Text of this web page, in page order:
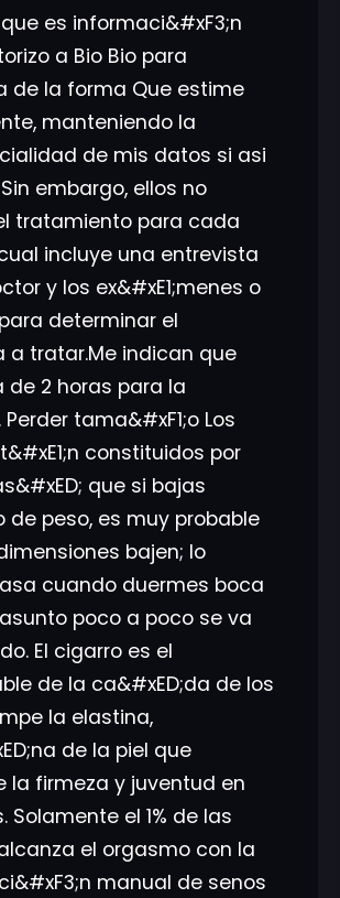
es informaci&#xF3;n
a Bio Bio para
de la forma Que estime
manteniendo la
de mis datos si asi
embargo, ellos no
tratamiento para cada
incluye una entrevista
y los ex&#xE1;menes o
determinar el
a tratar.Me indican que
de 2 horas para la
tama&#xF1;o Los
constituidos por
que si bajas
de peso, es muy probable
bajen; lo
cuando duermes boca
poco a poco se va
El cigarro es el
de la ca&#xED;da de los
la elastina,
de la piel que
la firmeza y juventud en
Solamente el 1% de las
el orgasmo con la
manual de senos